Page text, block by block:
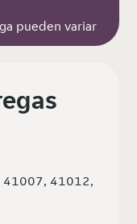
pueden variar
41012,